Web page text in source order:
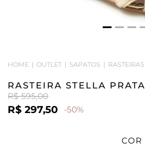
HOME OUTLET SAPATOS RASTEIRAS
RASTEIRA STELLA PRATA
R$ 595,00
R$ 297,50 -50%
COR